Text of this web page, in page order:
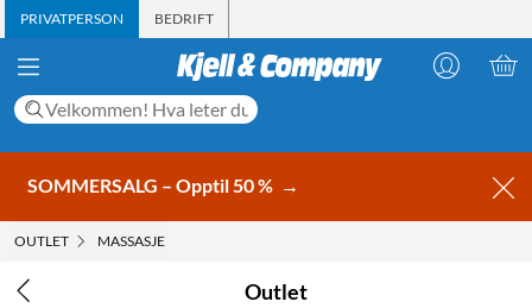
PRIVATPERSON BEDRIFT
SOMMERSALG – Opptil 50 % →
OUTLET MASSASJE
Outlet